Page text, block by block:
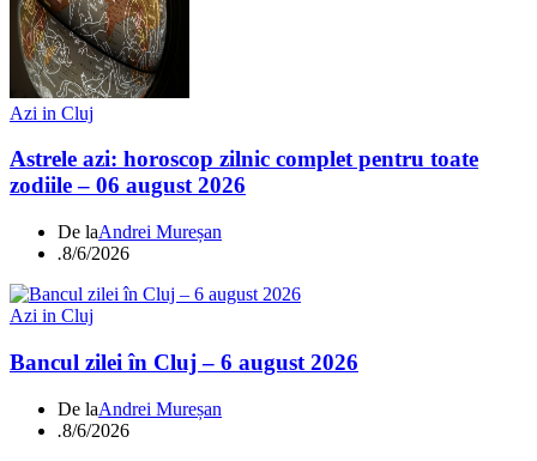
Azi in Cluj
Astrele azi: horoscop zilnic complet pentru toate
zodiile – 06 august 2026
De laAndrei Mureșan
.8/6/2026
Azi in Cluj
Bancul zilei în Cluj – 6 august 2026
De laAndrei Mureșan
.8/6/2026